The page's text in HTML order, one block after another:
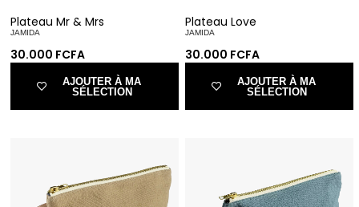
Plateau Mr & Mrs
JAMIDA
30.000 FCFA
AJOUTER À MA
SÉLECTION
Plateau Love
JAMIDA
30.000 FCFA
AJOUTER À MA
SÉLECTION